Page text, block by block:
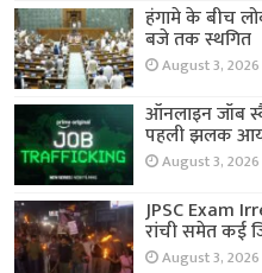
हंगामे के बीच
बजे तक स्थगित
August 3, 2026
ऑनलाइन जॉब
पहली झलक
August 3, 2026
JPSC Exam
रांची समेत कई
August 3, 2026